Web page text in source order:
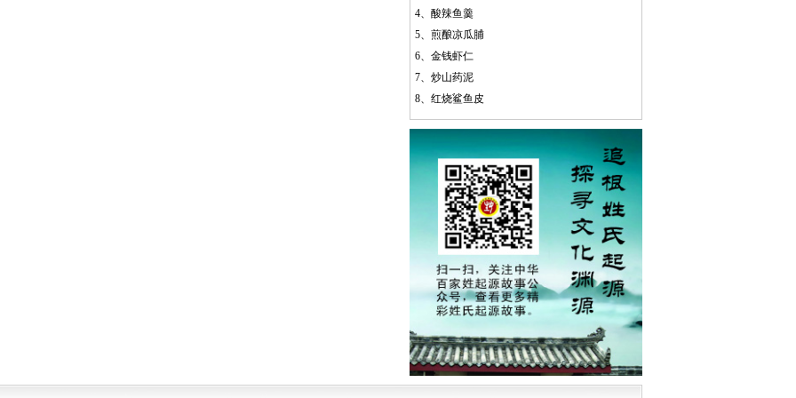
4、 酸辣鱼羹
5、 煎酿凉瓜脯
6、 金钱虾仁
7、 炒山药泥
8、 红烧鲨鱼皮